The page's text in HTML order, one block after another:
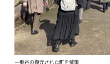
一乗谷の復元された町を散策